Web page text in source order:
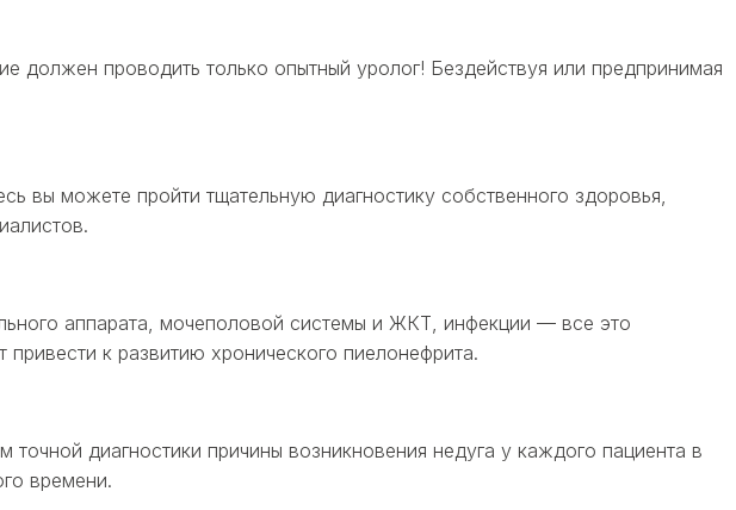
должен проводить только опытный уролог! Бездействуя или предпринимая
вы можете пройти тщательную диагностику собственного здоровья,
аппарата, мочеполовой системы и ЖКТ, инфекции — все это
к развитию хронического пиелонефрита.
диагностики причины возникновения недуга у каждого пациента в
времени.